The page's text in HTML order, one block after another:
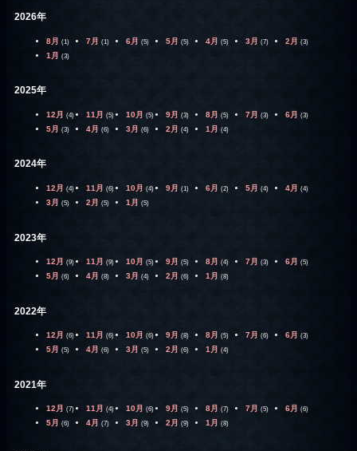
2026年
8月 (1) 7月 (1) 6月 (5) 5月 (5) 4月 (5) 3月 (7) 2月 (3)
1月 (3)
2025年
12月 (4) 11月 (5) 10月 (5) 9月 (3) 8月 (5) 7月 (3) 6月 (3)
5月 (3) 4月 (6) 3月 (6) 2月 (4) 1月 (4)
2024年
12月 (4) 11月 (6) 10月 (4) 9月 (1) 6月 (2) 5月 (4) 4月 (4)
3月 (5) 2月 (5) 1月 (5)
2023年
12月 (9) 11月 (9) 10月 (5) 9月 (5) 8月 (4) 7月 (3) 6月 (5)
5月 (6) 4月 (8) 3月 (4) 2月 (6) 1月 (8)
2022年
12月 (6) 11月 (6) 10月 (6) 9月 (8) 8月 (5) 7月 (6) 6月 (3)
5月 (5) 4月 (6) 3月 (5) 2月 (6) 1月 (4)
2021年
12月 (7) 11月 (4) 10月 (6) 9月 (5) 8月 (7) 7月 (5) 6月 (6)
5月 (6) 4月 (7) 3月 (9) 2月 (9) 1月 (8)